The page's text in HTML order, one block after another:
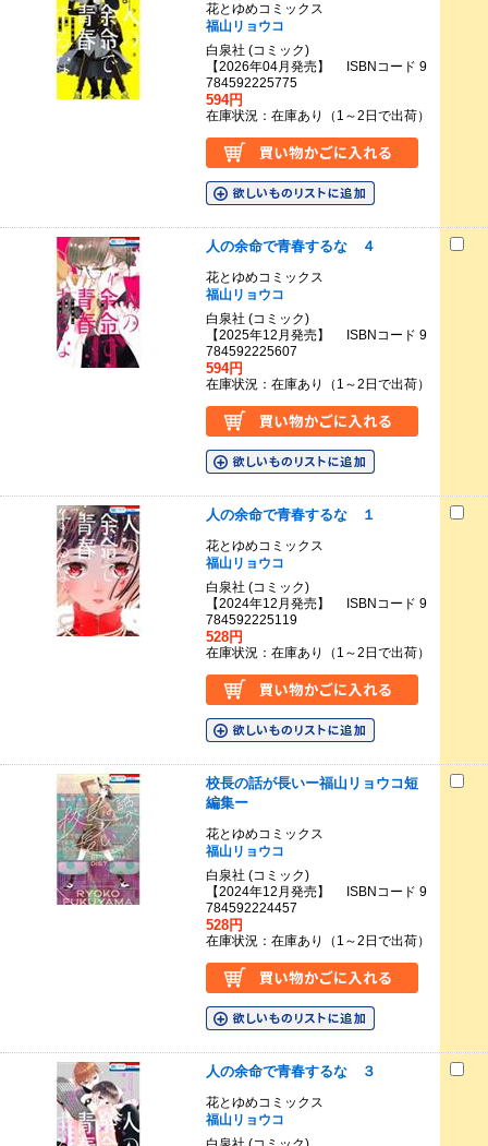
花とゆめコミックス
福山リョウコ
白泉社 (コミック)
【2026年04月発売】 ISBNコード 9
784592225775
594円
在庫状況：在庫あり（1～2日で出荷）
人の余命で青春するな ４
花とゆめコミックス
福山リョウコ
白泉社 (コミック)
【2025年12月発売】 ISBNコード 9
784592225607
594円
在庫状況：在庫あり（1～2日で出荷）
人の余命で青春するな １
花とゆめコミックス
福山リョウコ
白泉社 (コミック)
【2024年12月発売】 ISBNコード 9
784592225119
528円
在庫状況：在庫あり（1～2日で出荷）
校長の話が長いー福山リョウコ短
編集ー
花とゆめコミックス
福山リョウコ
白泉社 (コミック)
【2024年12月発売】 ISBNコード 9
784592224457
528円
在庫状況：在庫あり（1～2日で出荷）
人の余命で青春するな ３
花とゆめコミックス
福山リョウコ